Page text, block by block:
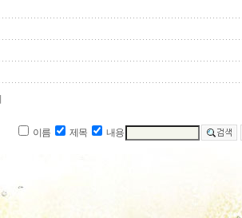
이름 제목 내용